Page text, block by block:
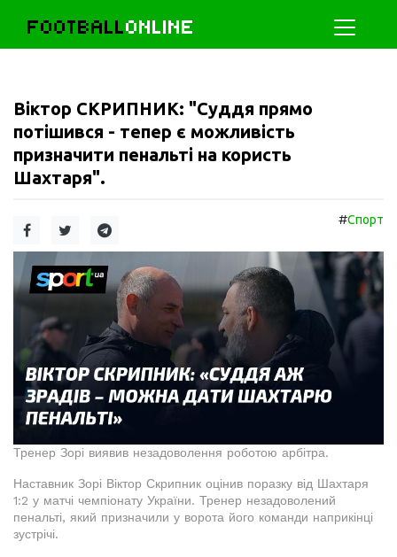
FOOTBALLONLINE
Віктор СКРИПНИК: "Суддя прямо
потішився - тепер є можливість
призначити пенальті на користь
Шахтаря".
#Спорт
Тренер Зорі виявив незадоволення роботою арбітра.
Наставник Зорі Віктор Скрипник оцінив поразку від Шахтаря
1:2 у матчі чемпіонату України. Тренер незадоволений
пенальті, який призначили у ворота його команди наприкінці
зустрічі.